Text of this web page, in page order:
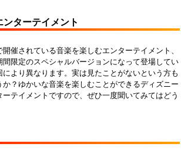
ターテイメント
催されている音楽を楽しむエンターテイメント、
間限定のスペシャルバージョンになって登場してい
により異なります。実は見たことがないという方も
か？ゆかいな音楽を楽しむことができるディズニー
テイメントですので、ぜひ一度聞いてみてはどう